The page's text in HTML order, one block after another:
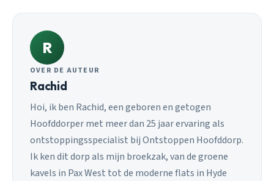
R
OVER DE AUTEUR
Rachid
Hoi, ik ben Rachid, een geboren en getogen
Hoofddorper met meer dan 25 jaar ervaring als
ontstoppingsspecialist bij Ontstoppen Hoofddorp.
Ik ken dit dorp als mijn broekzak, van de groene
kavels in Pax West tot de moderne flats in Hyde